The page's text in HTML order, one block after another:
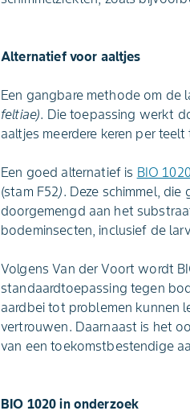
Alternatief voor aaltjes
Een gangbare methode om de
feltiae). Die toepassing werkt
aaltjes meerdere keren per
Een goed alternatief is BIO 1020
(stam F52). Deze schimmel,
doorgemengd aan het
bodeminsecten, inclusief de
Volgens Van der Voort wordt
standaardtoepassing tegen
aardbei tot problemen kunnen
vertrouwen. Daarnaast is het
van een toekomstbestendige
BIO 1020 in onderzoek